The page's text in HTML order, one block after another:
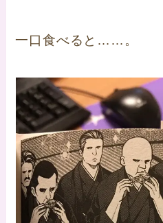
一口食べると……。